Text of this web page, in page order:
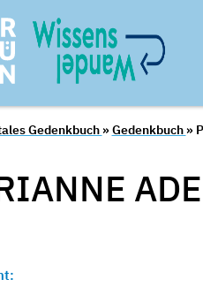
Gedenkbuch »Gedenkbuch »